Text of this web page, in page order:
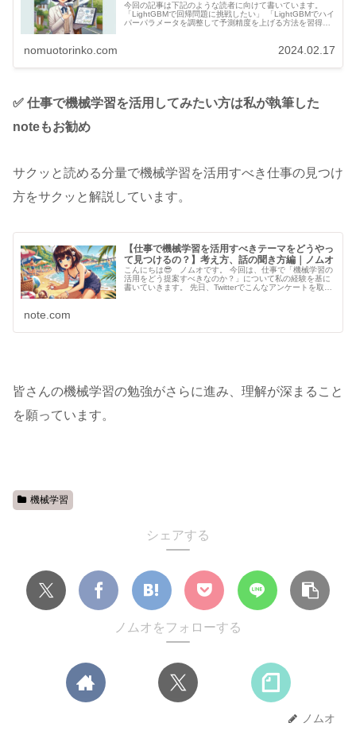
今回の記事は下記のような読者に向けて書いています。
「LightGBMで回帰問題に挑戦したい」 「LightGBMでハイ
パーパラメータを調整して予測精度を上げる方法を習得し
nomuotorinko.com 2024.02.17
✅ 仕事で機械学習を活用してみたい方は私が執筆した
noteもお勧め
サクッと読める分量で機械学習を活用すべき仕事の見つけ
方をサクッと解説しています。
【仕事で機械学習を活用すべきテーマをどうやっ
て見つけるの？】考え方、話の聞き方編｜ノムオ
こんにちは😎 ノムオです。 今回は、仕事で「機械学習の
活用をどう提案すべきなのか？」について私の経験を基に
書いていきます。 先日、Twitterでこんなアンケートを取り
note.com
皆さんの機械学習の勉強がさらに進み、理解が深まること
を願っています。
機械学習
シェアする
ノムオをフォローする
ノムオ